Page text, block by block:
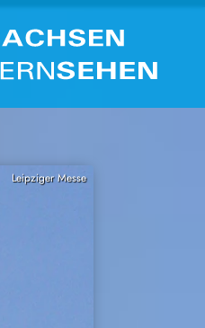
Leipziger Messe